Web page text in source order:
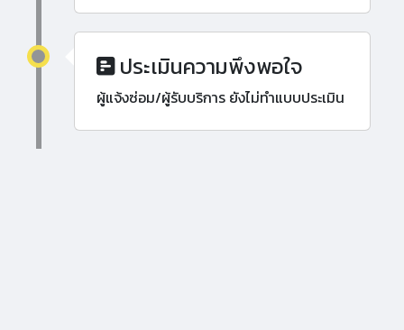
ประเมินความพึงพอใจ
ผู้แจ้งซ่อม/ผู้รับบริการ ยังไม่ทำแบบประเมิน